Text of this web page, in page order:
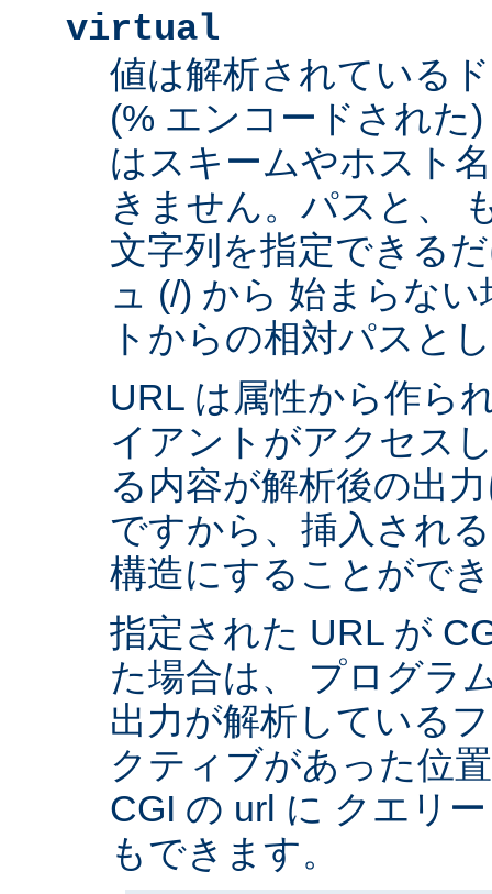
virtual
値は解析されている
(% エンコードされた
はスキームやホスト
きません。パスと、
文字列を指定できる
ュ (/) から 始まらな
トからの相対パスと
URL は属性から作ら
イアントがアクセス
る内容が解析後の出
ですから、挿入され
構造にすることがで
指定された URL が
た場合は、 プログラ
出力が解析している
クティブがあった位
CGI の url に クエリ
もできます。